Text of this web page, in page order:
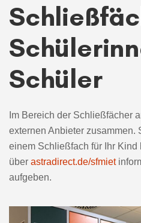
Schüler
Im Bereich der Schließfächer
externen Anbieter zusammen.
einem Schließfach für Ihr Kind
über astradirect.de/sfmiet
aufgeben.